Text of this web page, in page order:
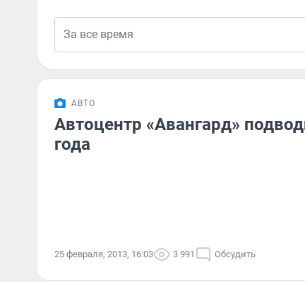
АВТО
Автоцентр «Авангард»
года
25 февраля, 2013, 16:03 3 991 Обсудить